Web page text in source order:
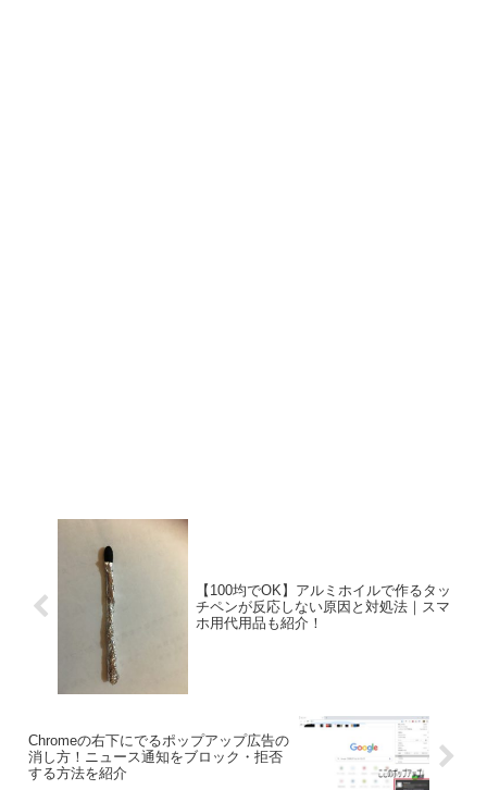
【100均でOK】アルミホイルで作るタッ
チペンが反応しない原因と対処法｜スマ
ホ用代用品も紹介！
Chromeの右下にでるポップアップ広告の
消し方！ニュース通知をブロック・拒否
する方法を紹介